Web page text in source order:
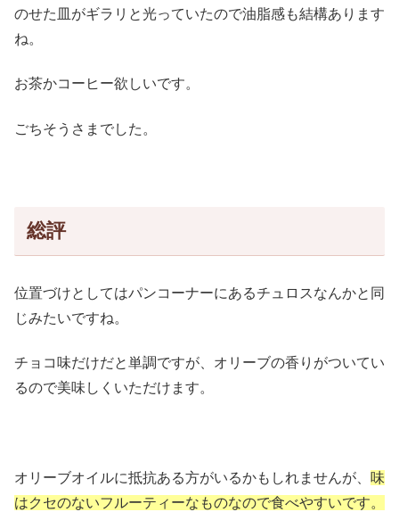
のせた皿がギラリと光っていたので油脂感も結構あります
ね。
お茶かコーヒー欲しいです。
ごちそうさまでした。
総評
位置づけとしてはパンコーナーにあるチュロスなんかと同
じみたいですね。
チョコ味だけだと単調ですが、オリーブの香りがついてい
るので美味しくいただけます。
オリーブオイルに抵抗ある方がいるかもしれませんが、 味
はクセのないフルーティーなものなので食べやすいです。